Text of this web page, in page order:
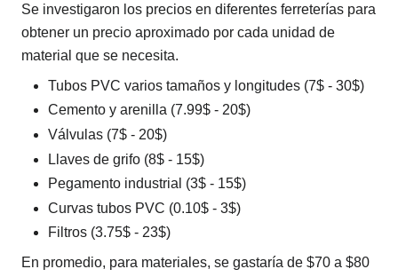
Se investigaron los precios en diferentes ferreterías para
obtener un precio aproximado por cada unidad de
material que se necesita.
Tubos PVC varios tamaños y longitudes (7$ - 30$)
Cemento y arenilla (7.99$ - 20$)
Válvulas (7$ - 20$)
Llaves de grifo (8$ - 15$)
Pegamento industrial (3$ - 15$)
Curvas tubos PVC (0.10$ - 3$)
Filtros (3.75$ - 23$)
En promedio, para materiales, se gastaría de $70 a $80